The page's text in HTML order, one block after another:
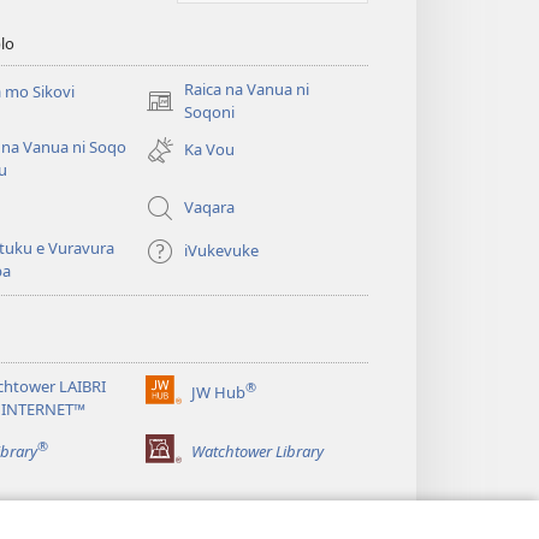
mo Sikovi
Raica na Vanua ni
Soqoni
(opens
new
window)
na Vanua ni Soqo
Ka Vou
Vaqara
e Vuravura
iVukevuke
LAIBRI
JW Hub®
(opens
window)
® Watchtower Library